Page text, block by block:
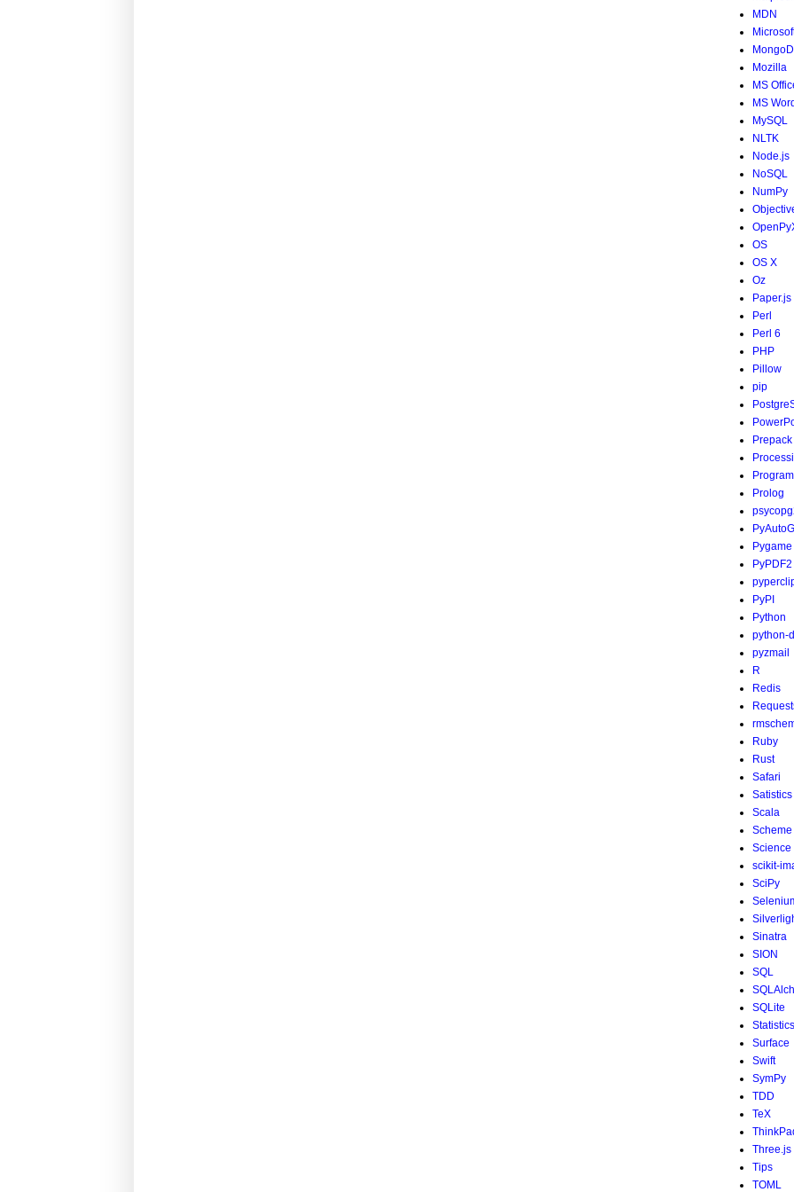
MDN
Mozilla
MS
MS Word
MySQL
NLTK
Node.js
NoSQL
NumPy
OS
OS X
Oz
Paper.js
Perl
Perl 6
PHP
Pillow
pip
Prepack
Prolog
Pygame
PyPDF2
PyPI
Python
python-
pyzmail
R
Redis
Ruby
Rust
Safari
Satistics
Scala
Scheme
Science
scikit-
SciPy
Sinatra
SION
SQL
SQLite
Statistics
Surface
Swift
SymPy
TDD
TeX
Three.js
Tips
TOML